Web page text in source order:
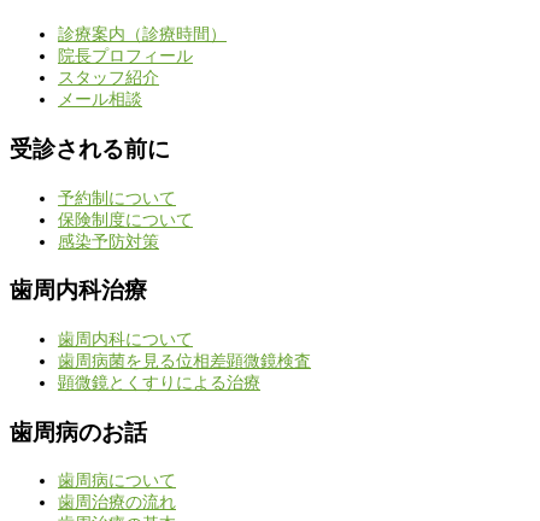
診療案内（診療時間）
院長プロフィール
スタッフ紹介
メール相談
受診される前に
予約制について
保険制度について
感染予防対策
歯周内科治療
歯周内科について
歯周病菌を見る位相差顕微鏡検査
顕微鏡とくすりによる治療
歯周病のお話
歯周病について
歯周治療の流れ